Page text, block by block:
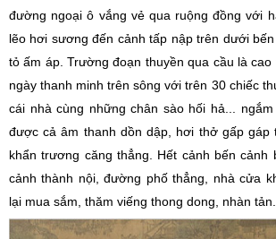
đường ngoại ô vắng vẻ qua ruộng đồng với
lẽo hơi sương đến cảnh tấp nập trên dưới
tỏ ấm áp. Trường đoạn thuyền qua cầu là
ngày thanh minh trên sông với trên 30 chiếc
cái nhà cùng những chân sào hối hả...
được cả âm thanh dồn dập, hơi thở gấp gáp
khẩn trương căng thẳng. Hết cảnh bến cảnh
cảnh thành nội, đường phố thẳng, nhà cửa
lại mua sắm, thăm viếng thong dong, nhàn tản.